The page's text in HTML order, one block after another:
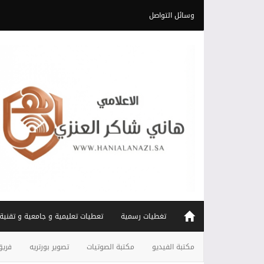
وسائل التواصل
تغطيات رسمية تعطيات تعليمية و جامعية و تقنية
مكتبة الفيديو مكتبة الصوتيات تصوير بورتريه